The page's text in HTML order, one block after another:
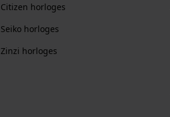
Citizen horloges
Seiko horloges
Zinzi horloges